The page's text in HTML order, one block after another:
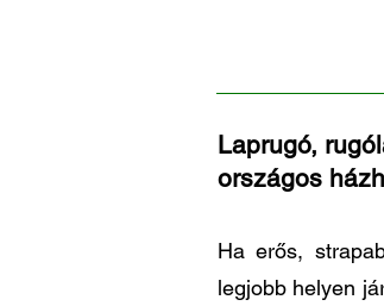
Laprugó,
országos
Ha erős,
legjobb helyen